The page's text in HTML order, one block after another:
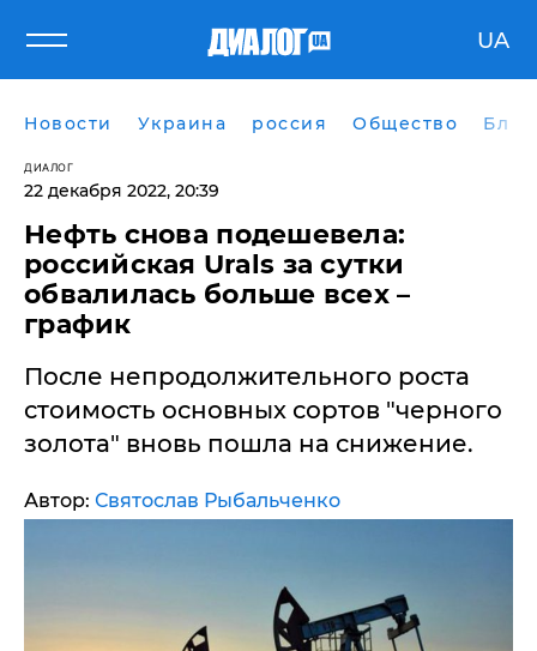
UA
Новости Украина россия Общество
ДИАЛОГ
22 декабря 2022, 20:39
Нефть снова подешевела:
российская Urals за сутки
обвалилась больше всех –
график
После непродолжительного роста
стоимость основных сортов "черного
золота" вновь пошла на снижение.
Автор: Святослав Рыбальченко